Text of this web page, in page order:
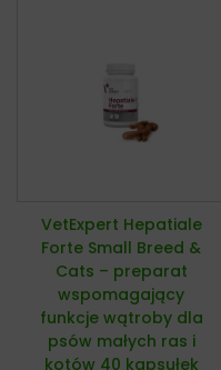
VetExpert Hepatiale
Forte Small Breed &
Cats – preparat
wspomagający
funkcje wątroby dla
psów małych ras i
kotów 40 kapsułek